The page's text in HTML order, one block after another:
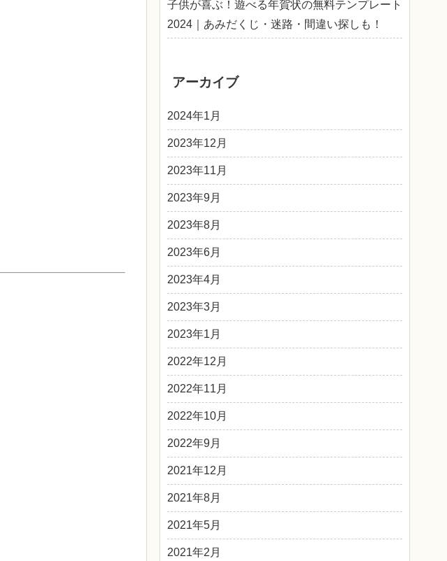
子供が喜ぶ！遊べる年賀状の無料テンプレート
2024｜あみだくじ・迷路・間違い探しも！
アーカイブ
2024年1月
2023年12月
2023年11月
2023年9月
2023年8月
2023年6月
2023年4月
2023年3月
2023年1月
2022年12月
2022年11月
2022年10月
2022年9月
2021年12月
2021年8月
2021年5月
2021年2月